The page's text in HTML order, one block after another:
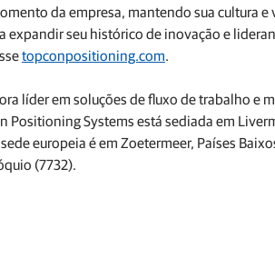
da empresa, mantendo sua cultura
expandir seu histórico de inovação e
topconpositioning.com.
líder em soluções de fluxo de trabalho e
Positioning Systems está sediada em
sede europeia é em Zoetermeer, Países
(7732).